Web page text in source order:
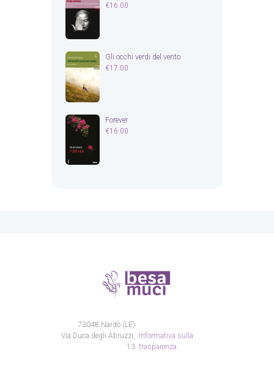
€16.00
Gli occhi verdi del vento
€17.00
Forever
€16.00
Informativa sulla
trasparenza
73048 Nardò (LE)
Via Duca degli Abruzzi,
13